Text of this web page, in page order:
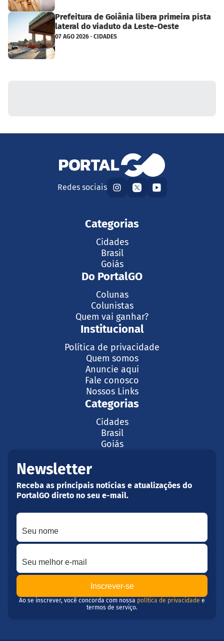
Prefeitura de Goiânia libera primeira pista
lateral do viaduto da Leste-Oeste
07 AGO 2026 · CIDADES
Redes sociais
Categorias
Cidades
Brasil
Goiás
Do PortalGO
Colunas
Colunistas
Quem vai ganhar?
Institucional
Política de privacidade
Quem somos
Anuncie aqui
Fale conosco
Nossos Links
Categorias
Cidades
Brasil
Goiás
Newsletter
Receba as principais notícias e atualizações do
PortalGO direto no seu e-mail.
Seu nome
Seu melhor e-mail
Ao se inscrever, você concorda com nossa política de privacidade e
termos de serviço.